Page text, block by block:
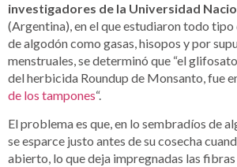
investigadores de la Universidad
(Argentina), en el que estudiaron todo
de algodón como gasas, hisopos y por
menstruales, se determinó que “el
del herbicida Roundup de Monsanto, fue
de los tampones“.
El problema es que, en lo sembradíos de
se esparce justo antes de su cosecha
abierto, lo que deja impregnadas las